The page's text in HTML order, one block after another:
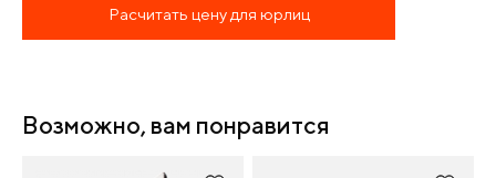
Расчитать цену для юрлиц
Возможно, вам понравится